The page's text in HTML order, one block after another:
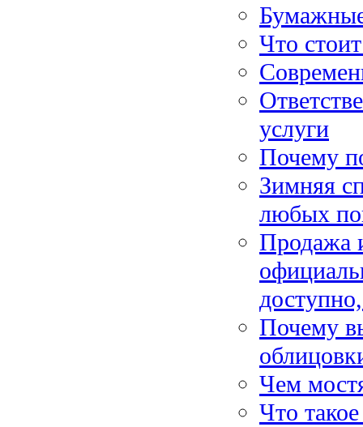
Что
услуги
Почему
Зимняя
любых
Продажа
Почему
Чем
Что